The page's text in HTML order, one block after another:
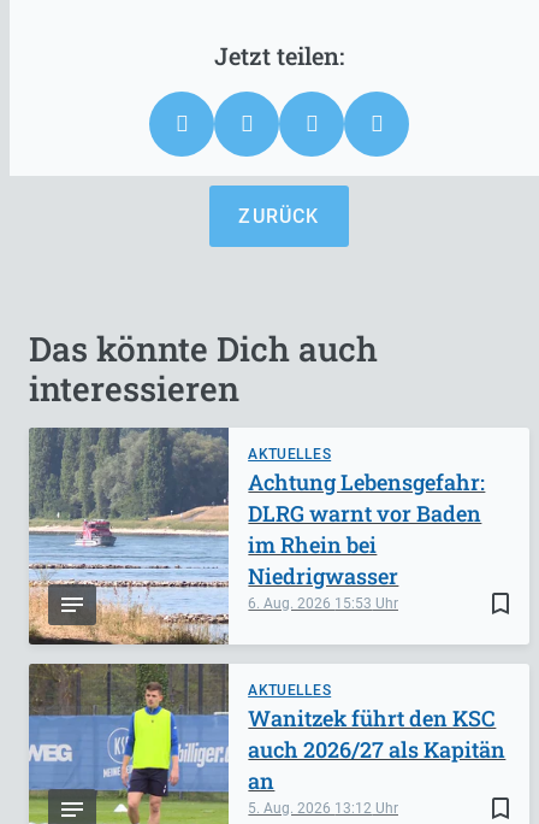
ZURÜCK
Das könnte Dich auch
interessieren
AKTUELLES
bookmark_border
6. Aug. 2026 15:53
Achtung Lebensgefahr:
DLRG warnt vor Baden
im Rhein bei
Niedrigwasser
AKTUELLES
bookmark_border
5. Aug. 2026 13:12
Wanitzek führt den KSC
auch 2026/27 als Kapitän
an